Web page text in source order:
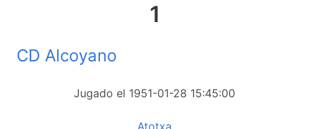
1
CD Alcoyano
Jugado el 1951-01-28 15:45:00
Atotxa